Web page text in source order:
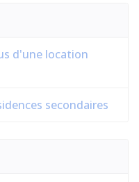
d'une location
secondaires